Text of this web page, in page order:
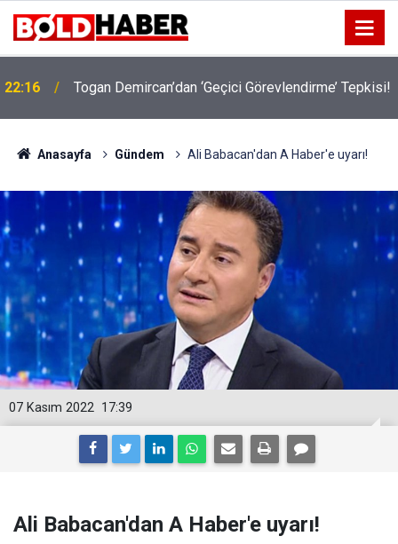
Togan Demircan’dan ‘Geçici Görevlendirme’ Tepkisi!
19:32 Sıcak Havalarda Ödem Şikayetini Hafife Almayın!
Anasayfa Gündem Ali Babacan'dan A Haber'e uyarı!
17:39
07 Kasım 2022
Ali Babacan'dan A Haber'e uyarı!